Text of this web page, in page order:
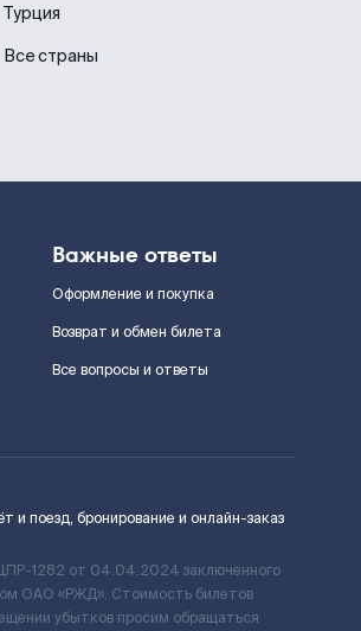
Турция
Все страны
Важные ответы
Оформление и покупка
Возврат и обмен билета
Все вопросы и ответы
и поезд, бронирование и онлайн-заказ
1282 от 04.04.2024 заключенного
ОАО «РЖД». Стоимость билетов
убытков просим обращаться